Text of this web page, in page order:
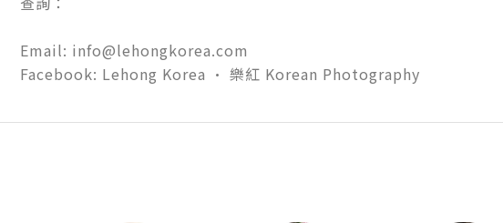
Email: info@lehongkorea.com
Facebook: Lehong Korea • 樂紅 Korean Photography